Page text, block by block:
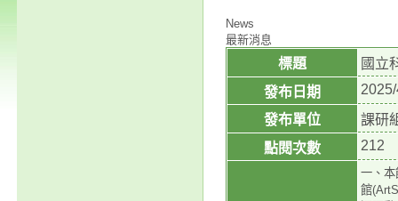
News
最新消息
標題
國立
發布日期
發布單位
課研
點閱次數
212
一、本
館